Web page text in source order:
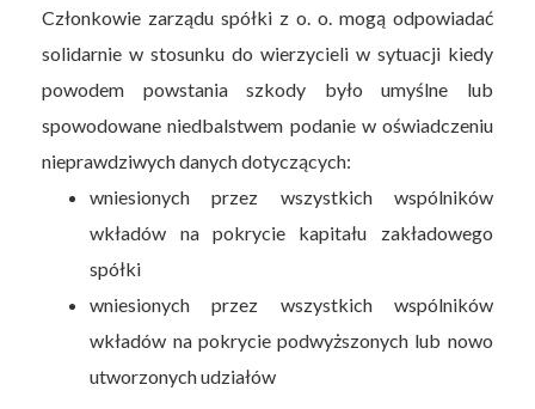
Członkowie zarządu spółki z o. o. mogą odpowiadać
solidarnie w stosunku do wierzycieli w sytuacji kiedy
powodem powstania szkody było umyślne lub
spowodowane niedbalstwem podanie w oświadczeniu
nieprawdziwych danych dotyczących:
wniesionych przez wszystkich wspólników
wkładów na pokrycie kapitału zakładowego
spółki
wniesionych przez wszystkich wspólników
wkładów na pokrycie podwyższonych lub nowo
utworzonych udziałów